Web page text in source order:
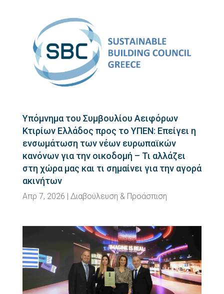
Υπόμνημα του Συμβουλίου Αειφόρων
Κτιρίων Ελλάδος προς το ΥΠΕΝ: Επείγει η
ενσωμάτωση των νέων ευρωπαϊκών
κανόνων για την οικοδομή – Τι αλλάζει
στη χώρα μας και τι σημαίνει για την αγορά
ακινήτων
Απρ 7, 2026 | Διαβούλευση & Προάσπιση